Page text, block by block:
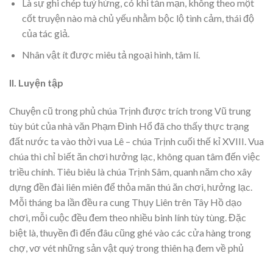
Là sự ghi chép tuỳ hứng, có khi tản mạn, không theo một
cốt truyện nào mà chủ yếu nhằm bộc lộ tình cảm, thái độ
của tác giả.
Nhân vật ít được miêu tả ngoại hình, tâm lí.
II. Luyện tập
Chuyện cũ trong phủ chúa Trịnh được trích trong Vũ trung
tùy bút của nhà văn Phạm Đình Hổ đã cho thấy thực trạng
đất nước ta vào thời vua Lê – chúa Trịnh cuối thế kỉ XVIII. Vua
chúa thì chỉ biết ăn chơi hưởng lạc, không quan tâm đến việc
triều chính. Tiêu biêu là chúa Trịnh Sâm, quanh năm cho xây
dựng đền đài liên miên để thỏa mãn thú ăn chơi, hưởng lạc.
Mỗi tháng ba lần đều ra cung Thụy Liên trên Tây Hồ dạo
chơi, mỗi cuộc đều đem theo nhiều binh lính tùy tùng. Đặc
biệt là, thuyền đi đến đâu cũng ghé vào các cửa hàng trong
chợ, vơ vét những sản vật quý trong thiên hạ đem về phủ